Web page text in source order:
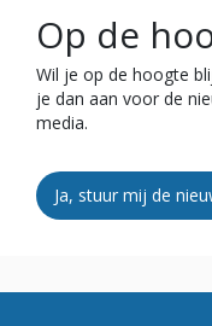
Op de
Wil je op de hoogte
je dan aan voor de
media.
Ja, stuur mij de